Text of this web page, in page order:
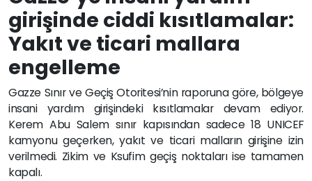
girişinde ciddi kısıtlamalar:
Yakıt ve ticari mallara
engelleme
Gazze Sınır ve Geçiş Otoritesi’nin raporuna göre, bölgeye
insani yardım girişindeki kısıtlamalar devam ediyor.
Kerem Abu Salem sınır kapısından sadece 18 UNICEF
kamyonu geçerken, yakıt ve ticari malların girişine izin
verilmedi. Zikim ve Ksufim geçiş noktaları ise tamamen
kapalı.